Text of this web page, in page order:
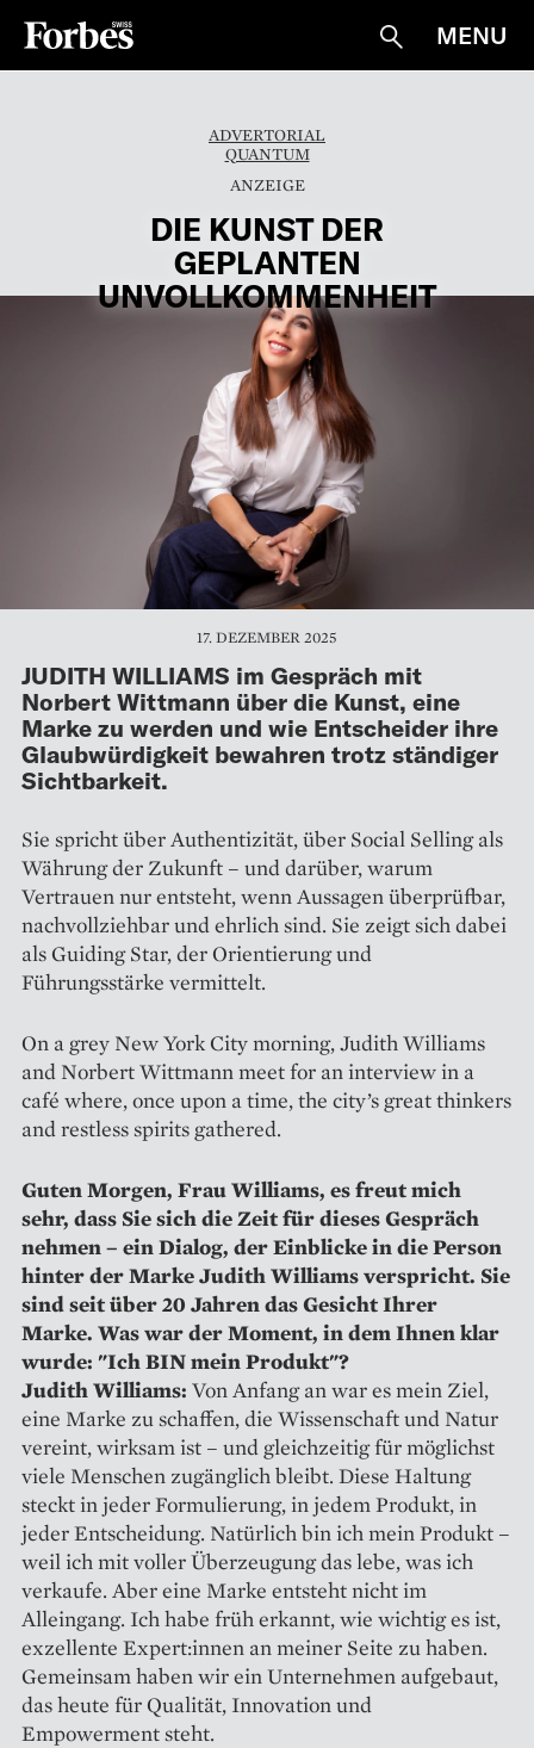
Suche
MENU
ADVERTORIAL
QUANTUM
DIE KUNST DER
GEPLANTEN
UNVOLLKOMMENHEIT
17. DEZEMBER 2025
JUDITH WILLIAMS im Gespräch mit
Norbert Wittmann über die Kunst, eine
Marke zu werden und wie Entscheider ihre
Glaubwürdigkeit bewahren trotz ständiger
Sichtbarkeit.
Sie spricht über Authentizität, über Social Selling als
Währung der Zukunft – und darüber, warum
Vertrauen nur entsteht, wenn Aussagen überprüfbar,
nachvollziehbar und ehrlich sind. Sie zeigt sich dabei
als Guiding Star, der Orientierung und
Führungsstärke vermittelt.
On a grey New York City morning, Judith Williams
and Norbert Wittmann meet for an interview in a
café where, once upon a time, the city’s great thinkers
and restless spirits gathered.
Guten Morgen, Frau Williams, es freut mich
sehr, dass Sie sich die Zeit für dieses Gespräch
nehmen – ein Dialog, der Einblicke in die Person
hinter der Marke Judith Williams verspricht. Sie
sind seit über 20 Jahren das Gesicht Ihrer
Marke. Was war der Moment, in dem Ihnen klar
wurde: "Ich BIN mein Produkt"?
Judith Williams: Von Anfang an war es mein Ziel,
eine Marke zu schaffen, die Wissenschaft und Natur
vereint, wirksam ist – und gleichzeitig für möglichst
viele Menschen zugänglich bleibt. Diese Haltung
steckt in jeder Formulierung, in jedem Produkt, in
jeder Entscheidung. Natürlich bin ich mein Produkt –
weil ich mit voller Überzeugung das lebe, was ich
verkaufe. Aber eine Marke entsteht nicht im
Alleingang. Ich habe früh erkannt, wie wichtig es ist,
exzellente Expert:innen an meiner Seite zu haben.
Gemeinsam haben wir ein Unternehmen aufgebaut,
das heute für Qualität, Innovation und
Empowerment steht.